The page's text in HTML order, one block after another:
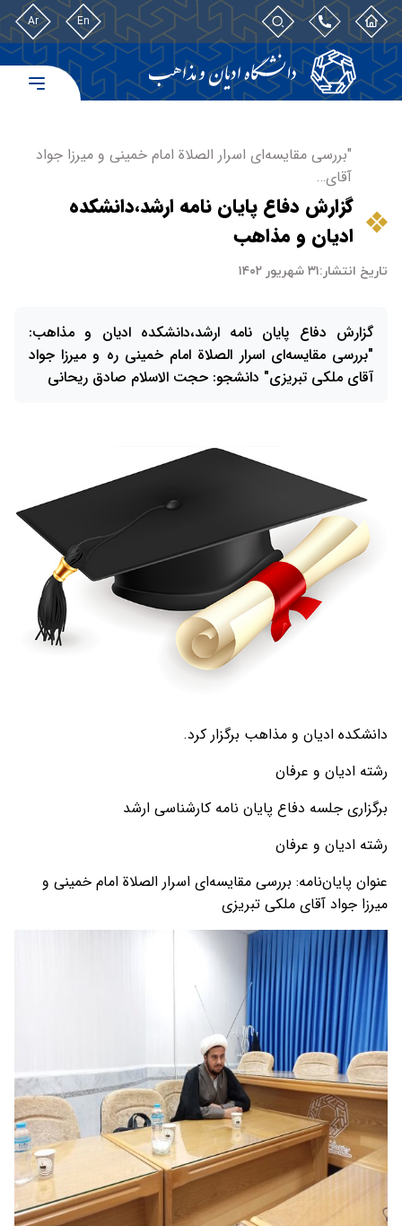
En
Ar
"بررسی مقایسه‌ای اسرار الصلاة امام خمینی و میرزا جواد
آقای…
گزارش دفاع پایان نامه ارشد،دانشکده
ادیان و مذاهب
تاریخ انتشار:۳۱ شهریور ۱۴۰۲
گزارش دفاع پایان نامه ارشد،دانشکده ادیان و مذاهب:
"بررسی مقایسه‌ای اسرار الصلاة امام خمینی ره و میرزا جواد
آقای ملکی تبریزی" دانشجو: حجت الاسلام صادق ریحانی
دانشکده ادیان و مذاهب برگزار کرد.
رشته ادیان و عرفان
برگزاری جلسه دفاع پایان نامه کارشناسی ارشد
رشته ادیان و عرفان
عنوان پایان‌نامه: بررسی مقایسه‌ای اسرار الصلاة امام خمینی و
میرزا جواد آقای ملکی تبریزی